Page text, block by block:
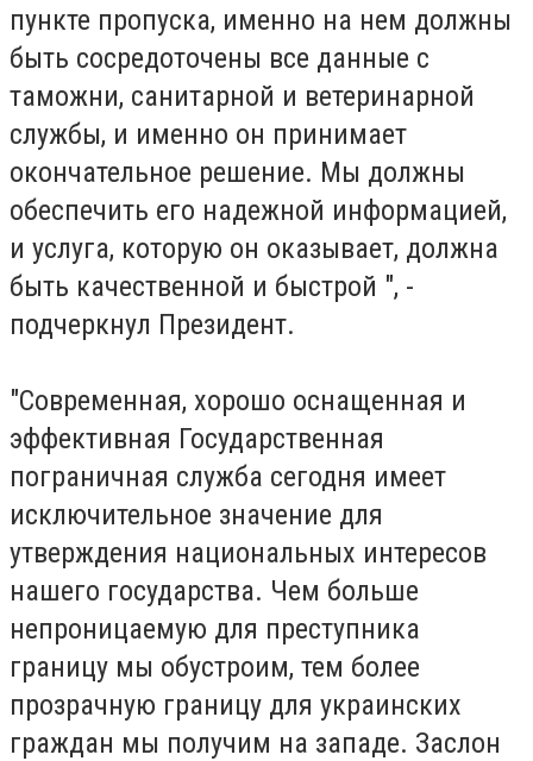
пункте пропуска, именно на нем должны
быть сосредоточены все данные с
таможни, санитарной и ветеринарной
службы, и именно он принимает
окончательное решение. Мы должны
обеспечить его надежной информацией,
и услуга, которую он оказывает, должна
быть качественной и быстрой ", -
подчеркнул Президент.
"Современная, хорошо оснащенная и
эффективная Государственная
пограничная служба сегодня имеет
исключительное значение для
утверждения национальных интересов
нашего государства. Чем больше
непроницаемую для преступника
границу мы обустроим, тем более
прозрачную границу для украинских
граждан мы получим на западе. Заслон